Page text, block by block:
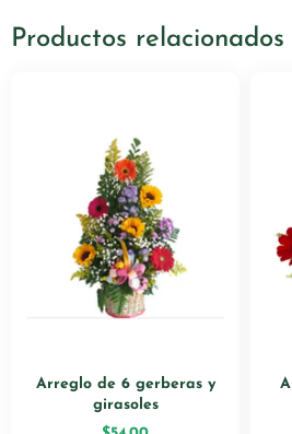
Productos relacionados
Arreglo de 6 gerberas y
girasoles